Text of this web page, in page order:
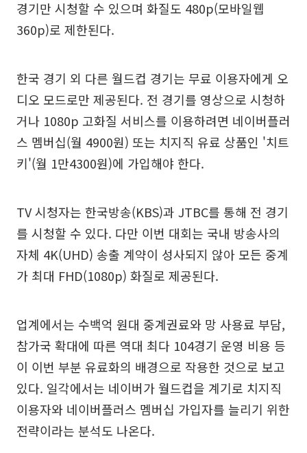
경기만 시청할 수 있으며 화질도 480p(모바일웹
360p)로 제한된다.
한국 경기 외 다른 월드컵 경기는 무료 이용자에게 오
디오 모드로만 제공된다. 전 경기를 영상으로 시청하
거나 1080p 고화질 서비스를 이용하려면 네이버플러
스 멤버십(월 4900원) 또는 치지직 유료 상품인 '치트
키'(월 1만4300원)에 가입해야 한다.
TV 시청자는 한국방송(KBS)과 JTBC를 통해 전 경기
를 시청할 수 있다. 다만 이번 대회는 국내 방송사의
자체 4K(UHD) 송출 계약이 성사되지 않아 모든 중계
가 최대 FHD(1080p) 화질로 제공된다.
업계에서는 수백억 원대 중계권료와 망 사용료 부담,
참가국 확대에 따른 역대 최다 104경기 운영 비용 등
이 이번 부분 유료화의 배경으로 작용한 것으로 보고
있다. 일각에서는 네이버가 월드컵을 계기로 치지직
이용자와 네이버플러스 멤버십 가입자를 늘리기 위한
전략이라는 분석도 나온다.